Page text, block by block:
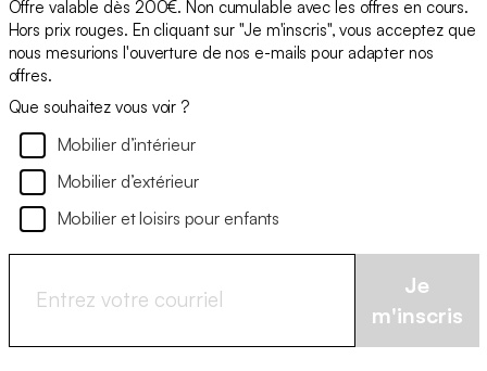
Offre valable dès 200€. Non cumulable avec les offres en cours.
Hors prix rouges. En cliquant sur "Je m'inscris", vous acceptez que
nous mesurions l'ouverture de nos e-mails pour adapter nos
offres.
Que souhaitez vous voir ?
Mobilier d’intérieur
Mobilier d’extérieur
Mobilier et loisirs pour enfants
Je
m'inscris